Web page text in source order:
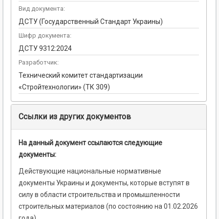
Вид документа:
ДСТУ (Государственный Стандарт Украины)
Шифр документа:
ДСТУ 9312:2024
Разработчик:
Технический комитет стандартизации
«Стройтехнологии» (ТК 309)
Ссылки из других документов
На данный документ ссылаются следующие
документы:
Действующие национальные нормативные
документы Украины и документы, которые вступят в
силу в области строительства и промышленности
строительных материалов (по состоянию на 01.02.2026